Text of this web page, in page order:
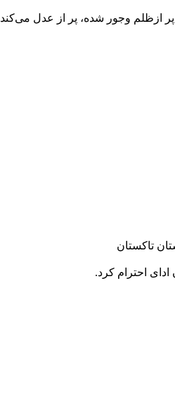
پر ازظلم وجور شده، پر از عدل می‌کند
تاکستان
احترام کرد.